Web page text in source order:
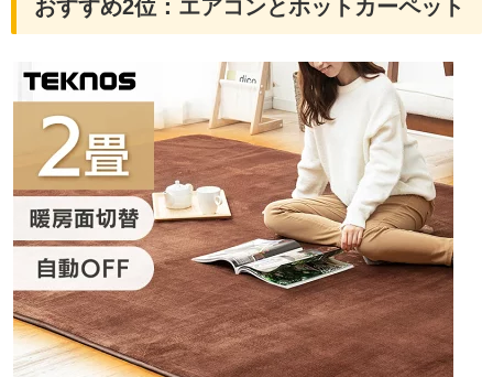
おすすめ2位：エアコンとホットカーペット